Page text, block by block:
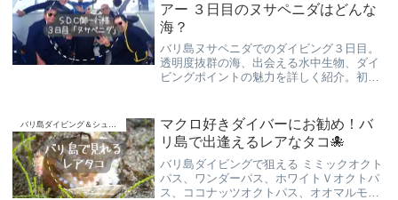
アー ３日目のヌサペニダはどんな
海？
バリ島ヌサペニダでのダイビング３日目。
透明度抜群の海、出会える水中生物、ダイ
ビングポイントの魅力を詳しく紹介。初心
バリ島ダイビング＆シュノーケリング
マクロ好きダイバーにお勧め！バ
リ島で出逢えるレアなタコ🐙
バリ島ダイビングで狙える ミミックオクト
パス、ワンダーパス、ホワイトＶオクトパ
ス、ココナッツオクトパス、オオマルモン